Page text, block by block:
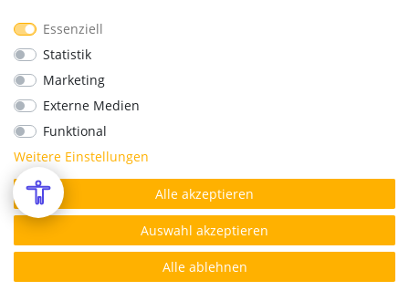
Essenziell
Statistik
Marketing
Externe Medien
Funktional
Weitere Einstellungen
Alle akzeptieren
Auswahl akzeptieren
Alle ablehnen
Geprüfte Sicherheit
*Alle Preise verstehen sich inkl. MwSt. zzgl. Versandkosten.
© Copyright 2026 | Alle Rechte vorbehalten.